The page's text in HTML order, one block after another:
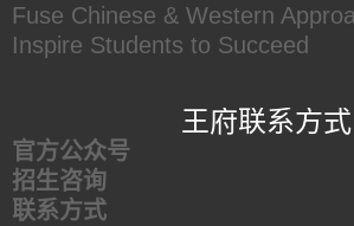
Fuse Chinese & Western
Inspire Students to Succeed
王府联系方式
官方公众号
招生咨询
联系方式